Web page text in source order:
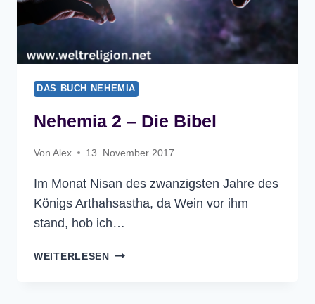
DAS BUCH NEHEMIA
Nehemia 2 – Die Bibel
Von Alex 13. November 2017
Im Monat Nisan des zwanzigsten Jahre des
Königs Arthahsastha, da Wein vor ihm
stand, hob ich…
WEITERLESEN NEHEMIA